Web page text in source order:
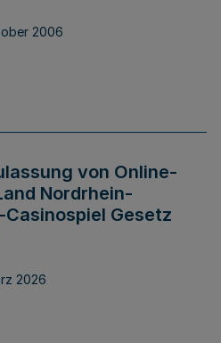
2006
von Online-
Nordrhein-
Gesetz
2026